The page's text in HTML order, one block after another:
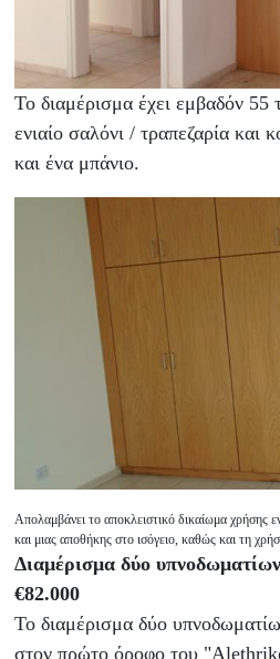
Το διαμέρισμα έχει εμβαδόν 55
ενιαίο σαλόνι / τραπεζαρία και
και ένα μπάνιο.
Απολαμβάνει το αποκλειστικό δικαίωμα χρήσης
και μιας αποθήκης στο ισόγειο, καθώς και τη
Διαμέρισμα δύο
€82.000
Το διαμέρισμα δύο
στον πρώτο όροφο του